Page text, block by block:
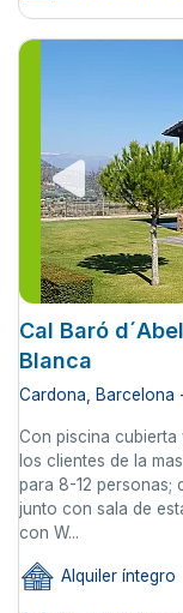
Cal Baró
Blanca
Cardona, Barcelona
Con piscina cubierta
los clientes de la
para 8-12 personas;
junto con sala de
con W...
Alquiler íntegro